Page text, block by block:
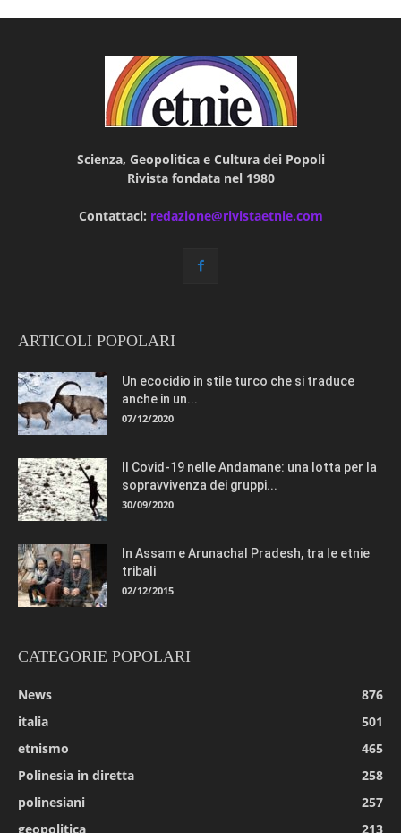
Scienza, Geopolitica e Cultura dei Popoli
Rivista fondata nel 1980
Contattaci: redazione@rivistaetnie.com
ARTICOLI POPOLARI
Un ecocidio in stile turco che si traduce
anche in un...
07/12/2020
Il Covid-19 nelle Andamane: una lotta per la
sopravvivenza dei gruppi...
30/09/2020
In Assam e Arunachal Pradesh, tra le etnie
tribali
02/12/2015
CATEGORIE POPOLARI
News
876
italia
501
etnismo
465
Polinesia in diretta
258
polinesiani
257
geopolitica
213